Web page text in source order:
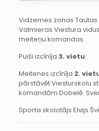
Vidzemes zonas
Valmieras Viestura
meiteņu komandas.
Puiši izcīnīja 3. vietu.
Meitenes izcīnīja 2.
pārstāvēt Viesturskolu
komandām Dobelē.
Sporta skolotājs Elvijs